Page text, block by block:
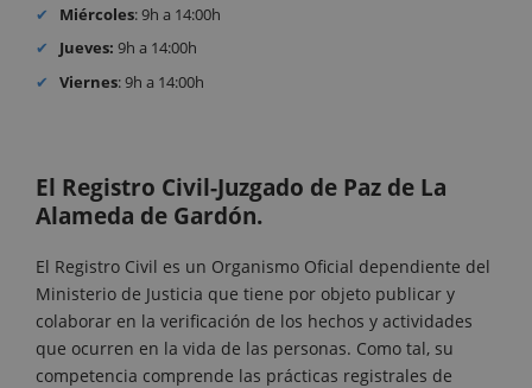
Miércoles: 9h a 14:00h
Jueves: 9h a 14:00h
Viernes: 9h a 14:00h
El Registro Civil-Juzgado de Paz de La
Alameda de Gardón.
El Registro Civil es un Organismo Oficial dependiente del
Ministerio de Justicia que tiene por objeto publicar y
colaborar en la verificación de los hechos y actividades
que ocurren en la vida de las personas. Como tal, su
competencia comprende las prácticas registrales de